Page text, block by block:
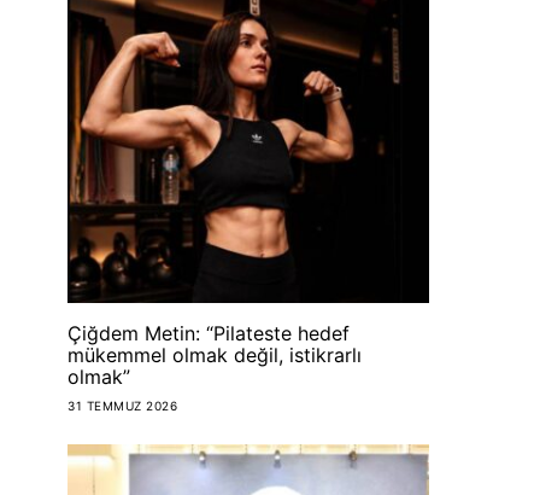
Çiğdem Metin: “Pilateste hedef
mükemmel olmak değil, istikrarlı
olmak”
31 TEMMUZ 2026